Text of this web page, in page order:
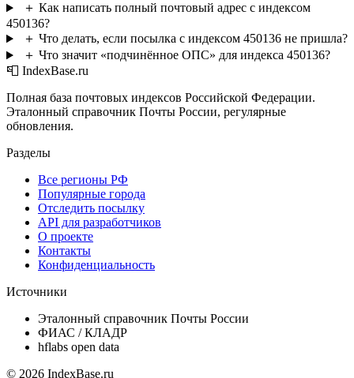
＋ Как написать полный почтовый адрес с индексом
450136?
＋ Что делать, если посылка с индексом 450136 не пришла?
＋ Что значит «подчинённое ОПС» для индекса 450136?
📮 IndexBase.ru
Полная база почтовых индексов Российской Федерации.
Эталонный справочник Почты России, регулярные
обновления.
Разделы
Все регионы РФ
Популярные города
Отследить посылку
API для разработчиков
О проекте
Контакты
Конфиденциальность
Источники
Эталонный справочник Почты России
ФИАС / КЛАДР
hflabs open data
© 2026 IndexBase.ru